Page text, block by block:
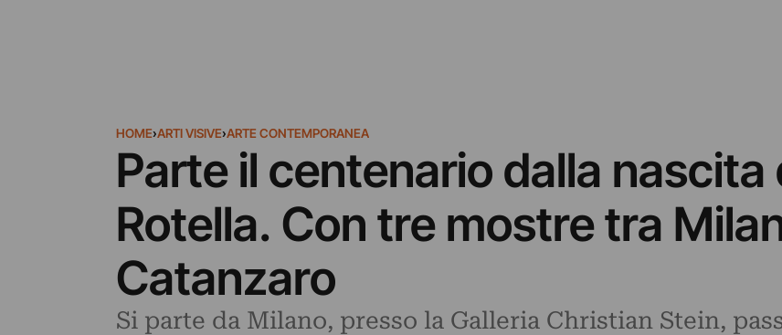
HOME›ARTI VISIVE›ARTE CONTEMPORANEA
Parte il centenario dalla nascita
Rotella. Con tre mostre tra
Catanzaro
Si parte da Milano, presso la Galleria Christian Stein,